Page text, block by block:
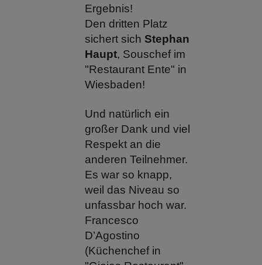
Ergebnis!
Den dritten Platz
sichert sich Stephan
Haupt, Souschef im
"Restaurant Ente" in
Wiesbaden!
Und natürlich ein
großer Dank und viel
Respekt an die
anderen Teilnehmer.
Es war so knapp,
weil das Niveau so
unfassbar hoch war.
Francesco
D’Agostino
(Küchenchef in